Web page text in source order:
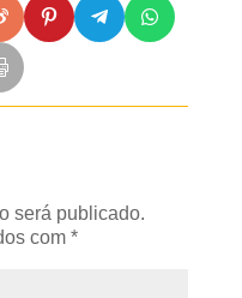
será publicado.
com *